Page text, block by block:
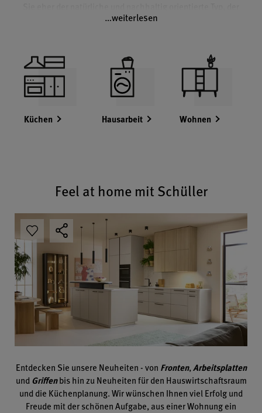
, der Stadtliebhaber oder der
sowie auf Ihre Bedürfnisse ausrichten. Mit vielfältigen und
aufeinander abgestimmten Lösungen für die Küche,Regale
Sideboards undWohnwände Garderobe
HauswirtschaftsraumundSpeisekammersowie einen
integrierten Arbeitsbereich. So wird aus einer Immobilie ein
…weiterlesen
Küchen Hausarbeit Wohnen
Feel at home mit Schüller
Entdecken Sie unsere Neuheiten - von Fronten,Arbeitsplatten
undGriffenbis hin zu Neuheiten für den Hauswirtschaftsraum
und die Küchenplanung. Wir wünschen Ihnen viel Erfolg und
Freude mit der schönen Aufgabe, aus einer Wohnung ein